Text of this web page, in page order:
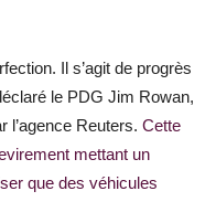
Il s’agit de progrès
le PDG Jim Rowan,
l’agence Reuters. Cette
mettant un
que des véhicules